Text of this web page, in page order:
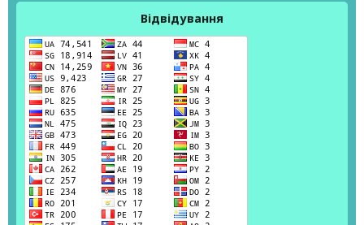
Відвідування